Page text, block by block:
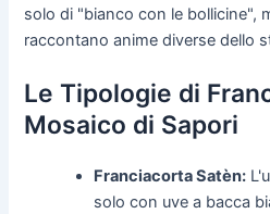
solo di "bianco con le bollicine",
raccontano anime diverse dello
Le Tipologie di
Mosaico di Sapori
Franciacorta Satèn:
solo con uve a bacca